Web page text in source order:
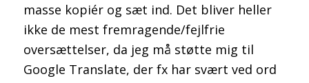
masse kopiér og sæt ind. Det bliver heller
ikke de mest fremragende/fejlfrie
oversættelser, da jeg må støtte mig til
Google Translate, der fx har svært ved ord